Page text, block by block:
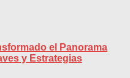
el Panorama
y Estrategias